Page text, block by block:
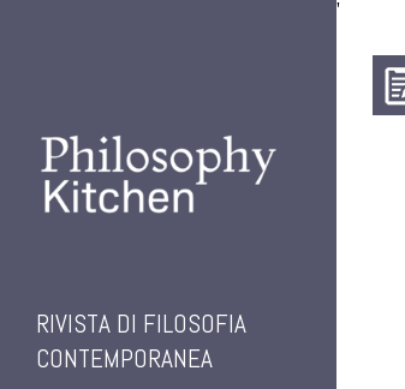
'
RIVISTA DI FILOSOFIA
CONTEMPORANEA